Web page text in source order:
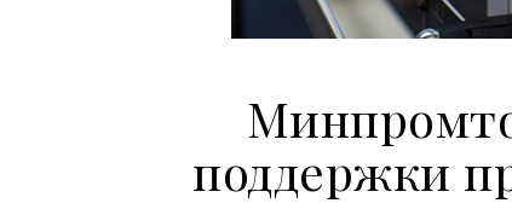
поддержки